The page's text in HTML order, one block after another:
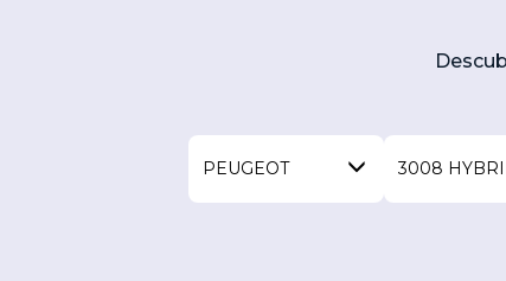
PEUGEOT 3008